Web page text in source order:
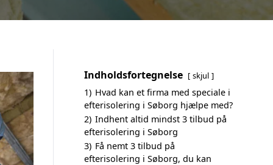
Indholdsfortegnelse skjul
1) Hvad kan et firma med speciale i
efterisolering i Søborg hjælpe med?
2) Indhent altid mindst 3 tilbud på
efterisolering i Søborg
3) Få nemt 3 tilbud på
efterisolering i Søborg, du kan